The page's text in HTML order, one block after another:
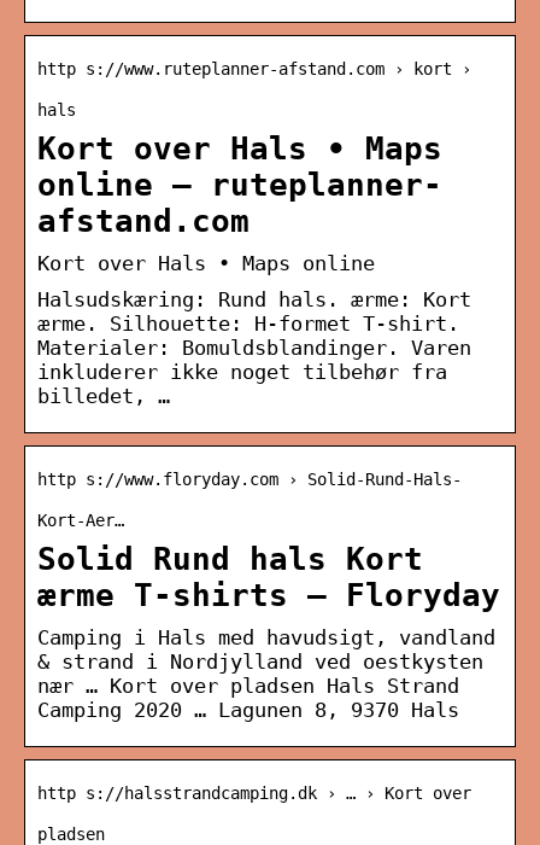
http s://www.ruteplanner-afstand.com › kort ›
hals
Kort over Hals • Maps
online – ruteplanner-
afstand.com
Kort over Hals • Maps online
Halsudskæring: Rund hals. ærme: Kort
ærme. Silhouette: H-formet T-shirt.
Materialer: Bomuldsblandinger. Varen
inkluderer ikke noget tilbehør fra
billedet, …
http s://www.floryday.com › Solid-Rund-Hals-
Kort-Aer…
Solid Rund hals Kort
ærme T-shirts – Floryday
Camping i Hals med havudsigt, vandland
& strand i Nordjylland ved oestkysten
nær … Kort over pladsen Hals Strand
Camping 2020 … Lagunen 8, 9370 Hals
http s://halsstrandcamping.dk › … › Kort over
pladsen